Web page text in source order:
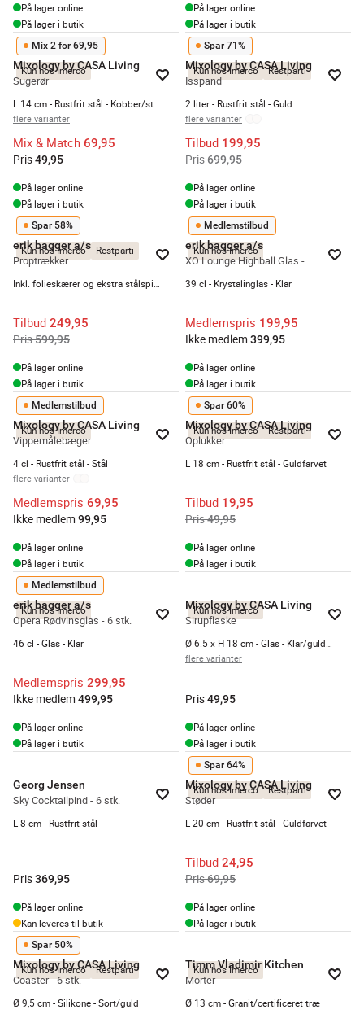
På lager online
På lager i butik
På lager online
På lager i butik
Kun hos Imerco
Mix 2 for 69,95
Mixology by CASA Living
Sugerør
flere varianter
Mix & Match 69,95
Pris49,95
På lager online
På lager i butik
Kun hos Imerco Restparti
Spar 71%
Mixology by CASA Living
Isspand
2 liter - Rustfrit stål - Guld
flere varianter
Tilbud 199,95
Pris699,95
På lager online
På lager i butik
Kun hos Imerco Restparti
Spar 58%
erik bagger a/s
Proptrækker
Tilbud 249,95
Pris599,95
På lager online
På lager i butik
Kun hos Imerco
Medlemstilbud
erik bagger a/s
XO Lounge Highball Glas - 2 stk.
39 cl - Krystalinglas - Klar
Medlemspris 199,95
Ikke medlem 399,95
På lager online
På lager i butik
Kun hos Imerco
Medlemstilbud
Mixology by CASA Living
Vippemålebæger
4 cl - Rustfrit stål - Stål
flere varianter
Medlemspris 69,95
Ikke medlem 99,95
På lager online
På lager i butik
Kun hos Imerco Restparti
Spar 60%
Mixology by CASA Living
Oplukker
L 18 cm - Rustfrit stål - Guldfarvet
Tilbud 19,95
Pris49,95
På lager online
På lager i butik
Kun hos Imerco
Medlemstilbud
erik bagger a/s
Opera Rødvinsglas - 6 stk.
46 cl - Glas - Klar
Medlemspris 299,95
Ikke medlem 499,95
På lager online
På lager i butik
Kun hos Imerco
Mixology by CASA Living
Sirupflaske
flere varianter
Pris49,95
På lager online
På lager i butik
Georg Jensen
Sky Cocktailpind - 6 stk.
L 8 cm - Rustfrit stål
Pris369,95
På lager online
Kan leveres til butik
Kun hos Imerco Restparti
Spar 64%
Mixology by CASA Living
Støder
L 20 cm - Rustfrit stål - Guldfarvet
Tilbud 24,95
Pris69,95
På lager online
På lager i butik
Kun hos Imerco Restparti
Spar 50%
Mixology by CASA Living
Coaster - 6 stk.
Ø 9,5 cm - Silikone - Sort/guld
Kun hos Imerco
Timm Vladimir Kitchen
Morter
Ø 13 cm - Granit/certificeret træ